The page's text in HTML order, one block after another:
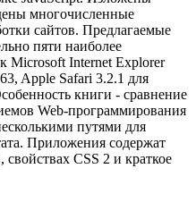
многочисленные
сайтов. Предлагаемые
пяти наиболее
Microsoft Internet Explorer
Apple Safari 3.2.1 для
книги - сравнение
Web-программирования
путями для
Приложения содержат
CSS 2 и краткое